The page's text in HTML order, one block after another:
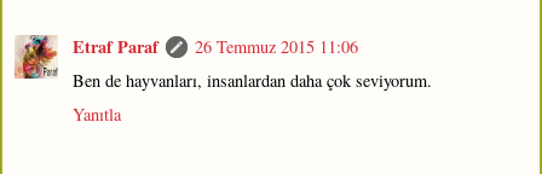
Etraf Paraf
26 Temmuz 2015 11:06
Ben de hayvanları, insanlardan daha çok seviyorum.
Yanıtla